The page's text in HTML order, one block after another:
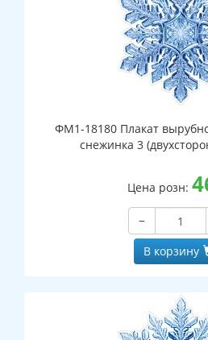
ФМ1-18180 Плакат
снежинка 3
Цена розн:
−
В корзину